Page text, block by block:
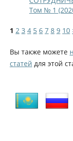
Том № 1
1 2 3 4 5 6 7 8 9 10
Вы также можете
статей для этой